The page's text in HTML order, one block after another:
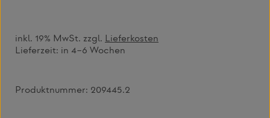
inkl. 19% MwSt. zzgl. Lieferkosten
Lieferzeit: in 4–6 Wochen
Produktnummer: 209445.2